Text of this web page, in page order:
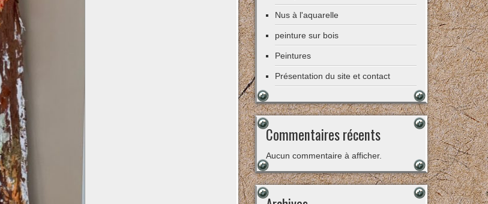
Nus à l'aquarelle
peinture sur bois
Peintures
Présentation du site et contact
Commentaires récents
Aucun commentaire à afficher.